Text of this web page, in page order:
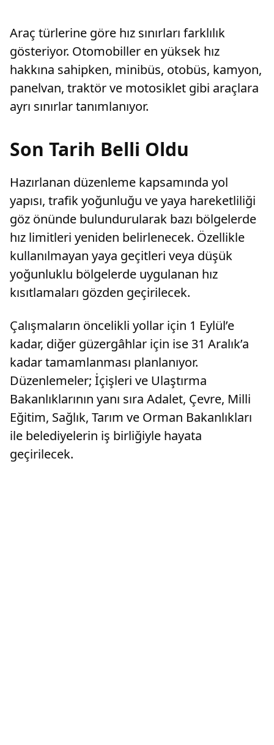
Araç türlerine göre hız sınırları farklılık
gösteriyor. Otomobiller en yüksek hız
hakkına sahipken, minibüs, otobüs, kamyon,
panelvan, traktör ve motosiklet gibi araçlara
ayrı sınırlar tanımlanıyor.
Son Tarih Belli Oldu
Hazırlanan düzenleme kapsamında yol
yapısı, trafik yoğunluğu ve yaya hareketliliği
göz önünde bulundurularak bazı bölgelerde
hız limitleri yeniden belirlenecek. Özellikle
kullanılmayan yaya geçitleri veya düşük
yoğunluklu bölgelerde uygulanan hız
kısıtlamaları gözden geçirilecek.
Çalışmaların öncelikli yollar için 1 Eylül’e
kadar, diğer güzergâhlar için ise 31 Aralık’a
kadar tamamlanması planlanıyor.
Düzenlemeler; İçişleri ve Ulaştırma
Bakanlıklarının yanı sıra Adalet, Çevre, Milli
Eğitim, Sağlık, Tarım ve Orman Bakanlıkları
ile belediyelerin iş birliğiyle hayata
geçirilecek.